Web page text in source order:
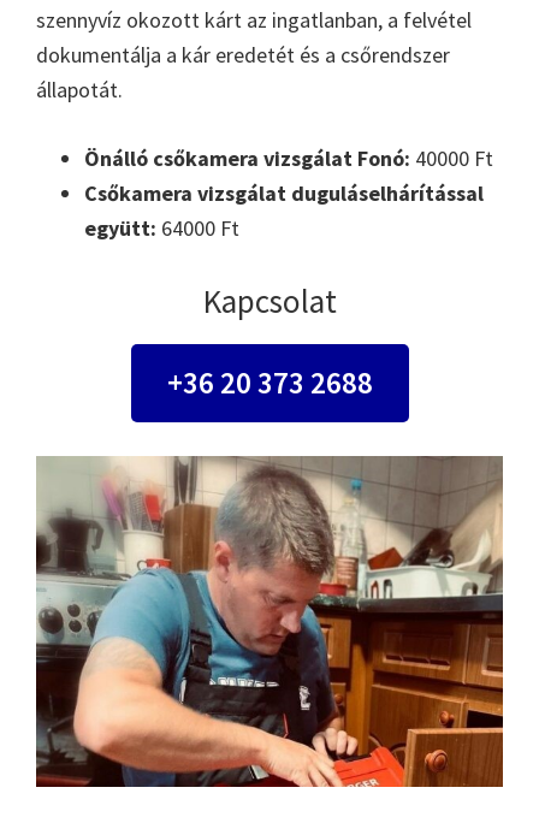
szennyvíz okozott kárt az ingatlanban, a felvétel
dokumentálja a kár eredetét és a csőrendszer
állapotát.
Önálló csőkamera vizsgálat Fonó: 40000 Ft
Csőkamera vizsgálat duguláselhárítással
együtt: 64000 Ft
Kapcsolat
+36 20 373 2688